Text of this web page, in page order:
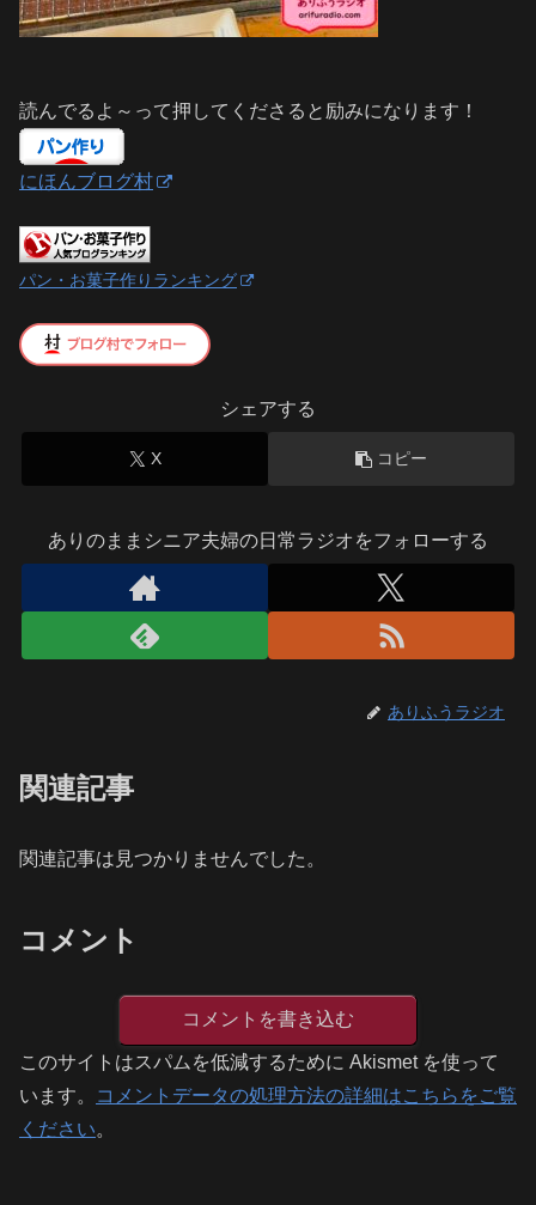
読んでるよ～って押してくださると励みになります！
にほんブログ村
パン・お菓子作りランキング
シェアする
X コピー
ありのままシニア夫婦の日常ラジオをフォローする
ありふうラジオ
関連記事
関連記事は見つかりませんでした。
コメント
コメントを書き込む
このサイトはスパムを低減するために Akismet を使って
います。
コメントデータの処理方法の詳細はこちらをご覧
ください。